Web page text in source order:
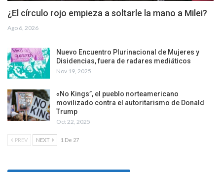
¿El círculo rojo empieza a soltarle la mano a Milei?
Ago 6, 2026
Nuevo Encuentro Plurinacional de Mujeres y
Disidencias, fuera de radares mediáticos
Nov 19, 2025
«No Kings”, el pueblo norteamericano
movilizado contra el autoritarismo de Donald
Trump
Oct 22, 2025
PREV NEXT 1 De 27